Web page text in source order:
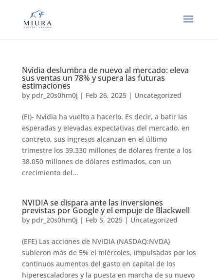
Nvidia deslumbra de nuevo al mercado: eleva
sus ventas un 78% y supera las futuras
estimaciones
by pdr_20s0hm0j | Feb 26, 2025| Uncategorized
(EI)- Nvidia ha vuelto a hacerlo. Es decir, a batir las
esperadas y elevadas expectativas del mercado. en
concreto, sus ingresos alcanzan en el último
trimestre los 39.330 millones de dólares frente a los
38.050 millones de dólares estimados, con un
crecimiento del...
NVIDIA se dispara ante las inversiones
previstas por Google y el empuje de Blackwell
by pdr_20s0hm0j | Feb 5, 2025| Uncategorized
(EFE) Las acciones de NVIDIA (NASDAQ:NVDA)
subieron más de 5% el miércoles, impulsadas por los
continuos aumentos del gasto en capital de los
hiperescaladores y la puesta en marcha de su nuevo